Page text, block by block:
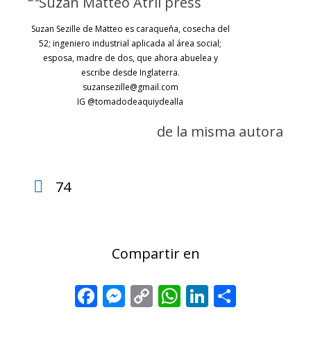
Suzan Sezille de Matteo es caraqueña, cosecha del
52; ingeniero industrial aplicada al área social;
esposa, madre de dos, que ahora abuelea y
escribe desde Inglaterra.
suzansezille@gmail.com
IG @tomadodeaquiydealla
de la misma autora
74
Compartir en
Facebook
Messenger
CopyWhatsApp
LinkedIn